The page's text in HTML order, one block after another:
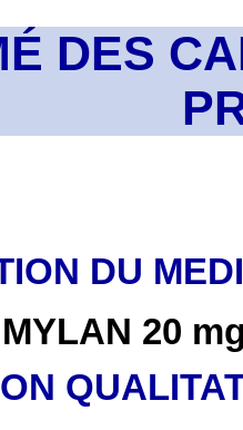
DES
DU
20